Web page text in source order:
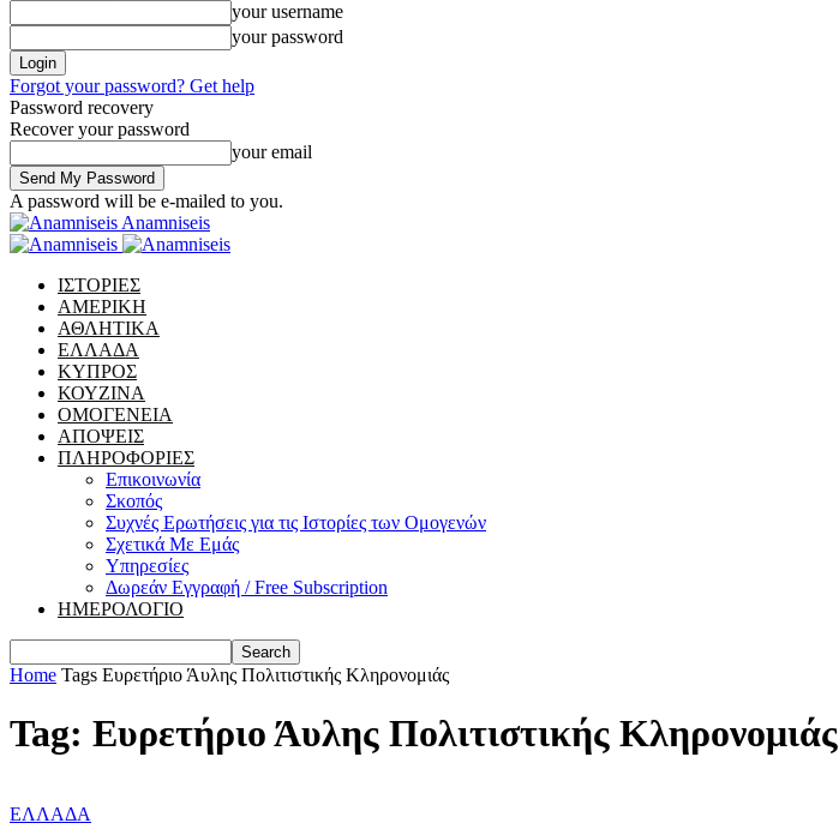
your username
your password
Forgot your password? Get help
Password recovery
Recover your password
your email
A password will be e-mailed to you.
Anamniseis
ΙΣΤΟΡΙΕΣ
ΑΜΕΡΙΚΗ
ΑΘΛΗΤΙΚΑ
ΕΛΛΑΔΑ
ΚΥΠΡΟΣ
ΚΟΥΖΙΝΑ
ΟΜΟΓΕΝΕΙΑ
ΑΠΟΨΕΙΣ
ΠΛΗΡΟΦΟΡΙΕΣ
Επικοινωνία
Σκοπός
Συχνές Ερωτήσεις για τις Ιστορίες των Ομογενών
Σχετικά Με Εμάς
Υπηρεσίες
Δωρεάν Εγγραφή / Free Subscription
ΗΜΕΡΟΛΟΓΙΟ
Home Tags Ευρετήριο Άυλης Πολιτιστικής Κληρονομιάς
Tag: Ευρετήριο Άυλης Πολιτιστικής Κληρονομιάς
ΕΛΛΑΔΑ